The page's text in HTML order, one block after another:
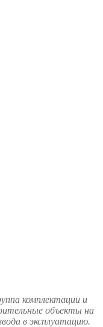
комплектации и
объекты на
в эксплуатацию.